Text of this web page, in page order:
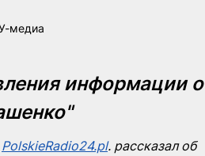
медиа
информации о
PolskieRadio24.pl. рассказал об